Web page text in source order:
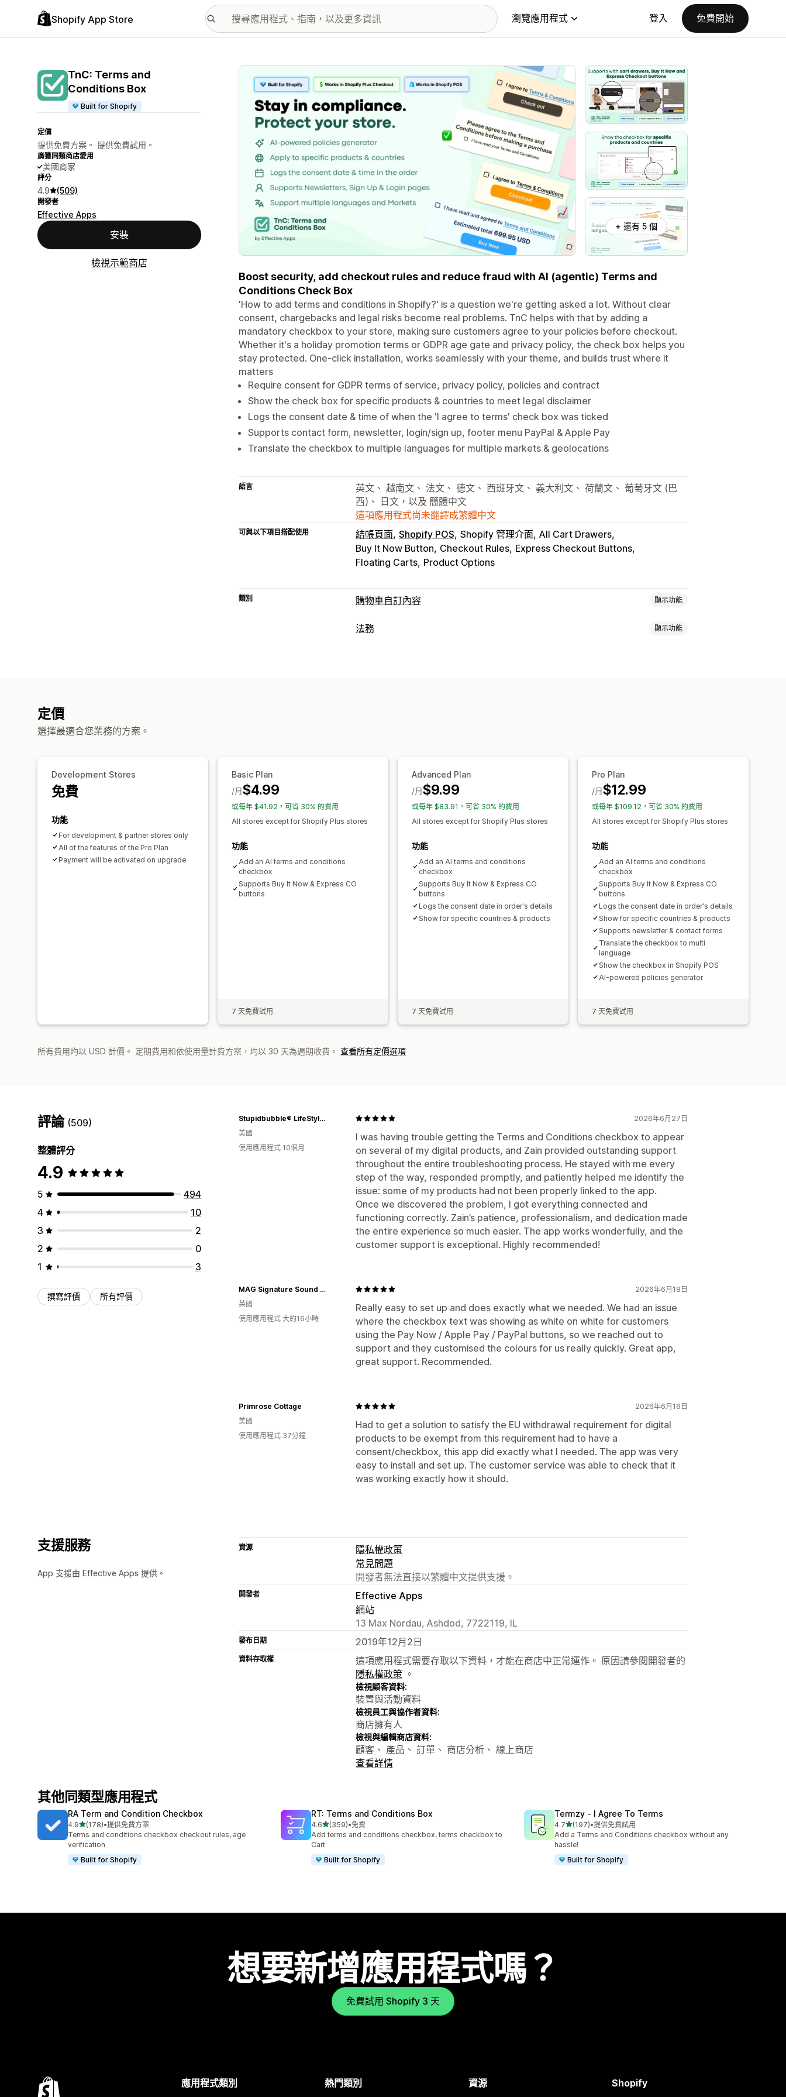
Shopify App Store 瀏覽應用程式 登入 免費開始
TnC: Terms and
Conditions Box
Built for Shopify
定價
提供免費方案。 提供免費試用。
廣獲同類商店愛用
美國商家
評分
4.9 (509)
開發者
Effective Apps
安裝
檢視示範商店
主要圖片圖庫
+ 還有 5 個
Boost security, add checkout rules and reduce fraud with AI (agentic) Terms and
Conditions Check Box
'How to add terms and conditions in Shopify?' is a question we're getting asked a lot. Without clear
consent, chargebacks and legal risks become real problems. TnC helps with that by adding a
mandatory checkbox to your store, making sure customers agree to your policies before checkout.
Whether it's a holiday promotion terms or GDPR age gate and privacy policy, the check box helps you
stay protected. One-click installation, works seamlessly with your theme, and builds trust where it
matters
Require consent for GDPR terms of service, privacy policy, policies and contract
Show the check box for specific products & countries to meet legal disclaimer
Logs the consent date & time of when the 'I agree to terms' check box was ticked
Supports contact form, newsletter, login/sign up, footer menu PayPal & Apple Pay
Translate the checkbox to multiple languages for multiple markets & geolocations
語言
英文、 越南文、 法文、 德文、 西班牙文、 義大利文、 荷蘭文、 葡萄牙文 (巴
西)、 日文，以及 簡體中文
這項應用程式尚未翻譯成繁體中文
可與以下項目搭配使用 結帳頁面 Shopify POS Shopify 管理介面 All Cart Drawers
Buy It Now Button Checkout Rules Express Checkout Buttons
Floating Carts Product Options
類別 購物車自訂內容 顯示功能
購物車顯示畫面
法務 顯示功能
定價
選擇最適合您業務的方案。
Development Stores
免費
功能
For development & partner stores only
All of the features of the Pro Plan
Payment will be activated on upgrade
Basic Plan
$4.99
/月
或每年 $41.92，可省 30% 的費用
All stores except for Shopify Plus stores
功能
Add an AI terms and conditions
checkbox
Supports Buy It Now & Express CO
buttons
7 天免費試用
Advanced Plan
$9.99
/月
或每年 $83.91，可省 30% 的費用
All stores except for Shopify Plus stores
功能
Add an AI terms and conditions
checkbox
Supports Buy It Now & Express CO
buttons
Logs the consent date in order's details
Show for specific countries & products
7 天免費試用
Pro Plan
$12.99
/月
或每年 $109.12，可省 30% 的費用
All stores except for Shopify Plus stores
功能
Add an AI terms and conditions
checkbox
Supports Buy It Now & Express CO
buttons
Logs the consent date in order's details
Show for specific countries & products
Supports newsletter & contact forms
Translate the checkbox to multi
language
Show the checkbox in Shopify POS
AI-powered policies generator
7 天免費試用
所有費用均以 USD 計價。 定期費用和依使用量計費方案，均以 30 天為週期收費。 查看所有定價選項
評論 (509)
整體評分
4.9
5
494
4
10
3
2
2
0
1
3
撰寫評價 所有評價
2026年6月27日
I was having trouble getting the Terms and Conditions checkbox to appear
on several of my digital products, and Zain provided outstanding support
throughout the entire troubleshooting process. He stayed with me every
step of the way, responded promptly, and patiently helped me identify the
issue: some of my products had not been properly linked to the app.
Once we discovered the problem, I got everything connected and
functioning correctly. Zain’s patience, professionalism, and dedication made
the entire experience so much easier. The app works wonderfully, and the
customer support is exceptional. Highly recommended!
Stupidbubble® LifeStyle Platform
美國
使用應用程式 10個月
2026年6月18日
Really easy to set up and does exactly what we needed. We had an issue
where the checkbox text was showing as white on white for customers
using the Pay Now / Apple Pay / PayPal buttons, so we reached out to
support and they customised the colours for us really quickly. Great app,
great support. Recommended.
MAG Signature Sound Ltd
英國
使用應用程式 大約16小時
2026年6月16日
Had to get a solution to satisfy the EU withdrawal requirement for digital
products to be exempt from this requirement had to have a
consent/checkbox, this app did exactly what I needed. The app was very
easy to install and set up. The customer service was able to check that it
was working exactly how it should.
Primrose Cottage
美國
使用應用程式 37分鐘
支援服務
App 支援由 Effective Apps 提供。
資源
隱私權政策
常見問題
開發者無法直接以繁體中文提供支援。
開發者
Effective Apps
網站
13 Max Nordau, Ashdod, 7722119, IL
發布日期 2019年12月2日
資料存取權
這項應用程式需要存取以下資料，才能在商店中正常運作。 原因請參閱開發者的
隱私權政策 。
檢視顧客資料:
裝置與活動資料
檢視員工與協作者資料:
商店擁有人
檢視與編輯商店資料:
顧客、 產品、 訂單、 商店分析、 線上商店
查看詳情
其他同類型應用程式
RA Term and Condition Checkbox
4.9滿分 5 顆星
(178)
共有 178 則評價
•提供免費方案
Terms and conditions checkbox checkout rules, age
verification
Built for Shopify
RT: Terms and Conditions Box
4.6滿分 5 顆星
(359)
共有 359 則評價
•免費
Add terms and conditions checkbox, terms checkbox to
Cart
Built for Shopify
Termzy ‑ I Agree To Terms
4.7滿分 5 顆星
(197)
共有 197 則評價
•提供免費試用
Add a Terms and Conditions checkbox without any
hassle!
Built for Shopify
想要新增應用程式嗎？
免費試用 Shopify 3 天
應用程式類別 熱門類別 資源 Shopify